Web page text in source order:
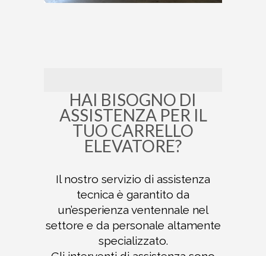
HAI BISOGNO DI
ASSISTENZA PER IL
TUO CARRELLO
ELEVATORE?
Il nostro servizio di assistenza
tecnica è garantito da
un’esperienza ventennale nel
settore e da personale altamente
specializzato.